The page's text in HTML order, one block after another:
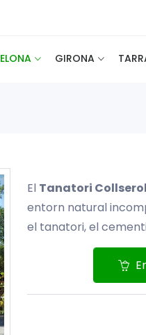
GIRONA
El Tanatori
entorn natural
el tanatori, el